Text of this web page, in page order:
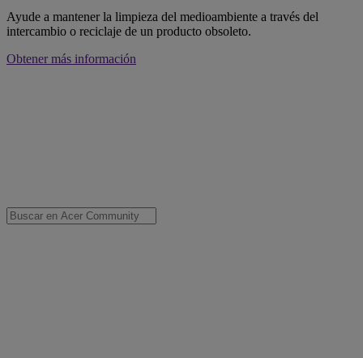
Ayude a mantener la limpieza del medioambiente a través del
intercambio o reciclaje de un producto obsoleto.
Obtener más información